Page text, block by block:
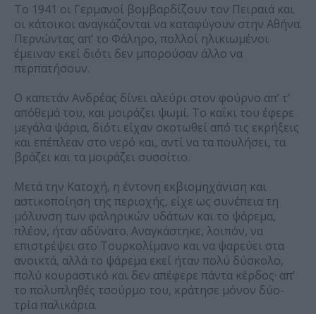
Το 1941 οι Γερμανοί βομβαρδίζουν τον Πειραιά και
οι κάτοικοι αναγκάζονται να καταφύγουν στην Αθήνα.
Περνώντας απ’ το Φάληρο, πολλοί ηλικιωμένοι
έμειναν εκεί διότι δεν μπορούσαν άλλο να
περπατήσουν.
Ο καπετάν Ανδρέας δίνει αλεύρι στον φούρνο απ’ τ’
απόθεμά του, και μοιράζει ψωμί. Το καΐκι του έφερε
μεγάλα ψάρια, διότι είχαν σκοτωθεί από τις εκρήξεις
και επέπλεαν στο νερό και, αντί να τα πουλήσει, τα
βράζει και τα μοιράζει συσσίτιο.
Μετά την Κατοχή, η έντονη εκβιομηχάνιση και
αστικοποίηση της περιοχής, είχε ως συνέπεια τη
μόλυνση των φαληρικών υδάτων και το ψάρεμα,
πλέον, ήταν αδύνατο. Αναγκάστηκε, λοιπόν, να
επιστρέψει στο Τουρκολίμανο και να ψαρεύει στα
ανοικτά, αλλά το ψάρεμα εκεί ήταν πολύ δύσκολο,
πολύ κουραστικό και δεν απέφερε πάντα κέρδος· απ’
το πολυπληθές τσούρμο του, κράτησε μόνον δύο-
τρία παλικάρια.